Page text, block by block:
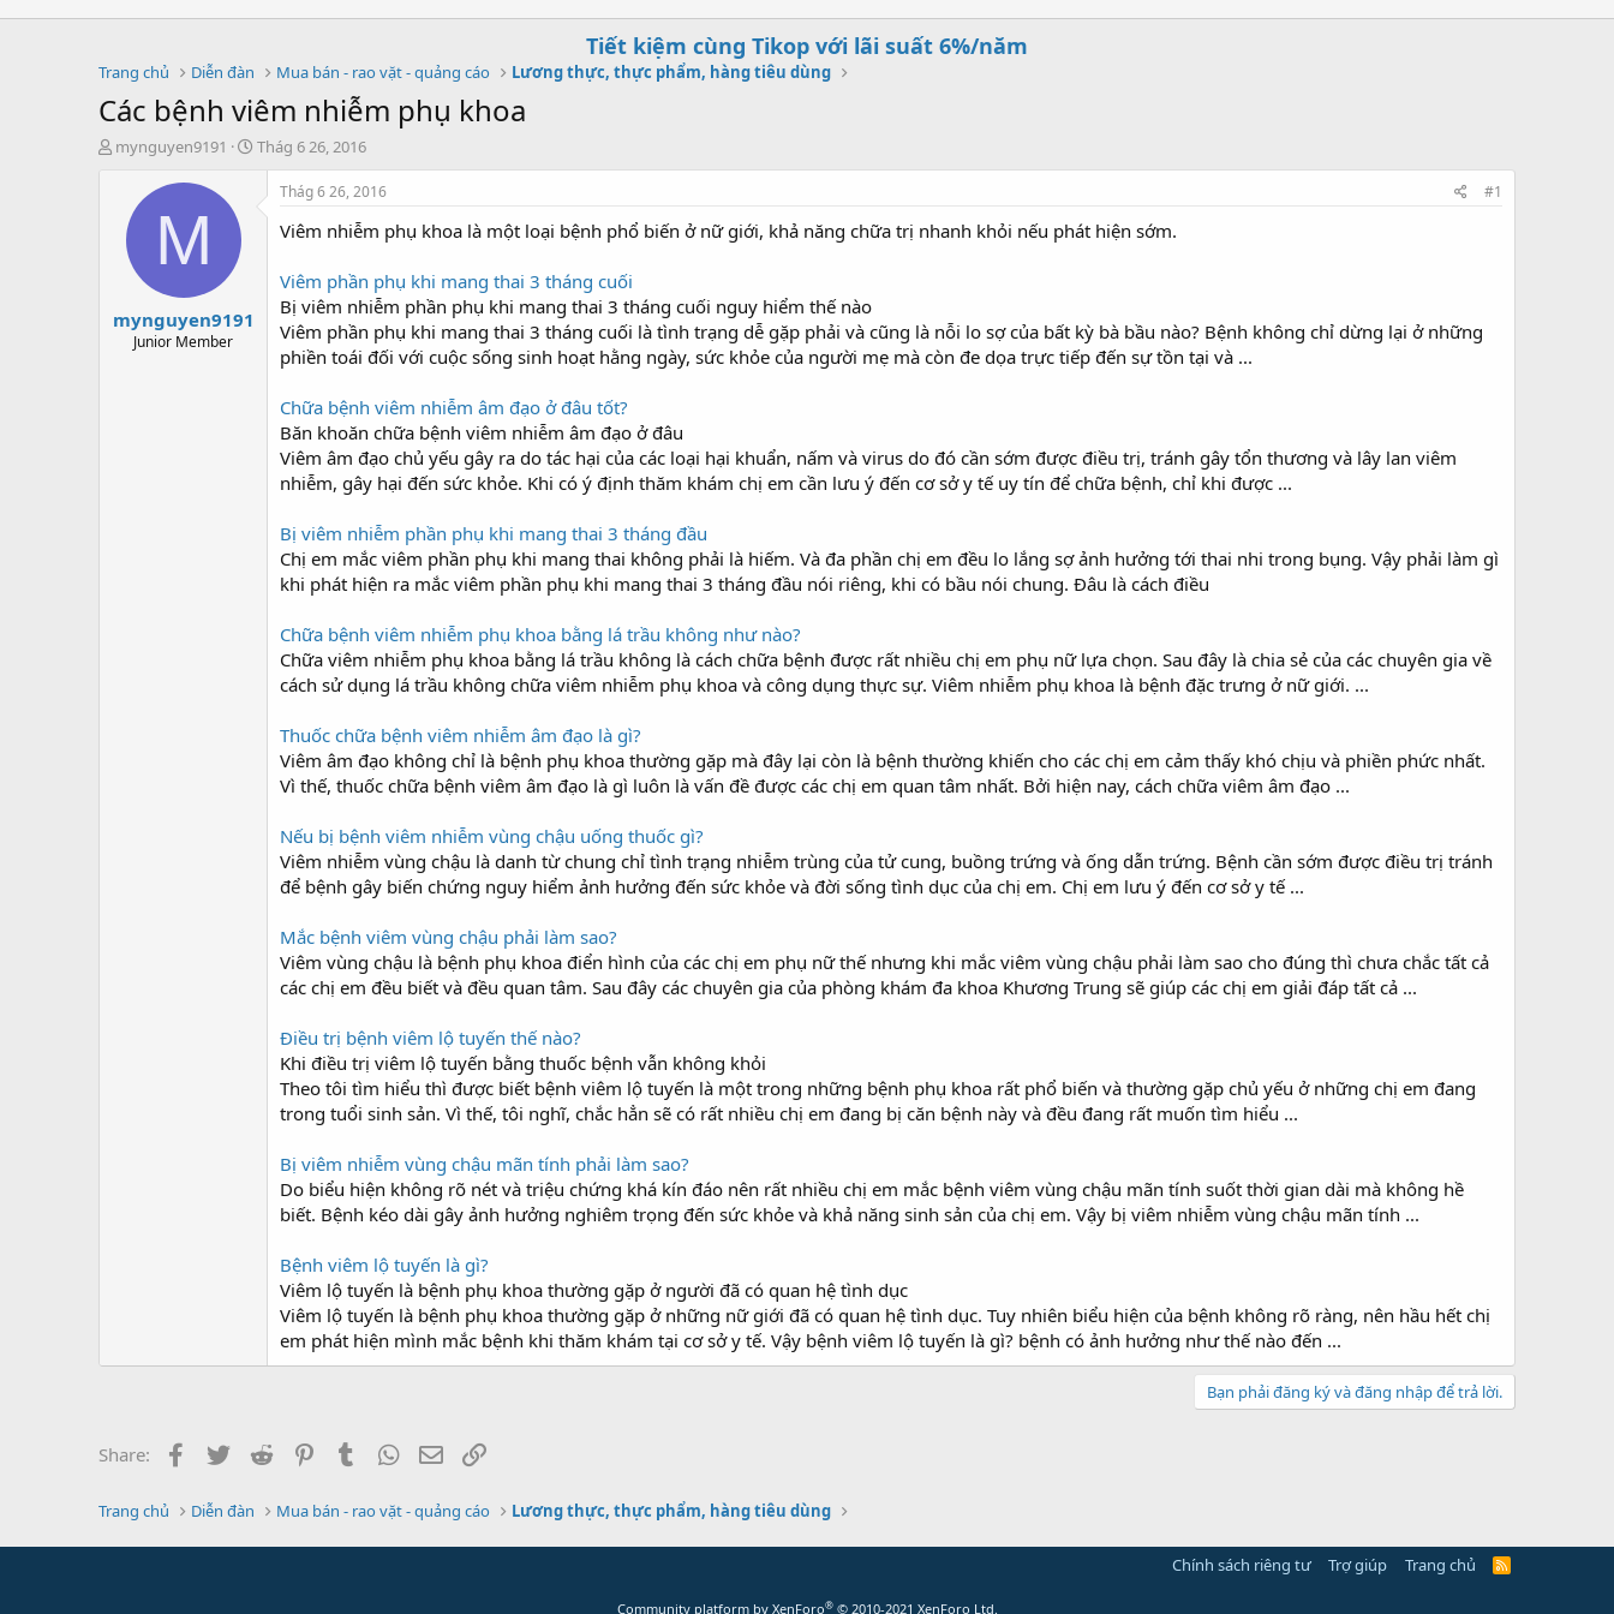
Tiết kiệm cùng Tikop với lãi suất 6%/năm
Trang chủ Diễn đàn Mua bán - rao vặt - quảng cáo Lương thực, thực phẩm, hàng tiêu dùng
Các bệnh viêm nhiễm phụ khoa
T
a
mynguyen9191
S
Thág 6 26, 2016
M
mynguyen9191
Junior Member
Thág 6 26, 2016 #1
Viêm nhiễm phụ khoa là một loại bệnh phổ biến ở nữ giới, khả năng chữa trị nhanh khỏi nếu phát hiện sớm.
Viêm phần phụ khi mang thai 3 tháng cuối
Bị viêm nhiễm phần phụ khi mang thai 3 tháng cuối nguy hiểm thế nào
Viêm phần phụ khi mang thai 3 tháng cuối là tình trạng dễ gặp phải và cũng là nỗi lo sợ của bất kỳ bà bầu nào? Bệnh không chỉ dừng lại ở những
phiền toái đối với cuộc sống sinh hoạt hằng ngày, sức khỏe của người mẹ mà còn đe dọa trực tiếp đến sự tồn tại và ...
Chữa bệnh viêm nhiễm âm đạo ở đâu tốt?
Băn khoăn chữa bệnh viêm nhiễm âm đạo ở đâu
Viêm âm đạo chủ yếu gây ra do tác hại của các loại hại khuẩn, nấm và virus do đó cần sớm được điều trị, tránh gây tổn thương và lây lan viêm
nhiễm, gây hại đến sức khỏe. Khi có ý định thăm khám chị em cần lưu ý đến cơ sở y tế uy tín để chữa bệnh, chỉ khi được ...
Bị viêm nhiễm phần phụ khi mang thai 3 tháng đầu
Chị em mắc viêm phần phụ khi mang thai không phải là hiếm. Và đa phần chị em đều lo lắng sợ ảnh hưởng tới thai nhi trong bụng. Vậy phải làm gì
khi phát hiện ra mắc viêm phần phụ khi mang thai 3 tháng đầu nói riêng, khi có bầu nói chung. Đâu là cách điều
Chữa bệnh viêm nhiễm phụ khoa bằng lá trầu không như nào?
Chữa viêm nhiễm phụ khoa bằng lá trầu không là cách chữa bệnh được rất nhiều chị em phụ nữ lựa chọn. Sau đây là chia sẻ của các chuyên gia về
cách sử dụng lá trầu không chữa viêm nhiễm phụ khoa và công dụng thực sự. Viêm nhiễm phụ khoa là bệnh đặc trưng ở nữ giới. ...
Thuốc chữa bệnh viêm nhiễm âm đạo là gì?
Viêm âm đạo không chỉ là bệnh phụ khoa thường gặp mà đây lại còn là bệnh thường khiến cho các chị em cảm thấy khó chịu và phiền phức nhất.
Vì thế, thuốc chữa bệnh viêm âm đạo là gì luôn là vấn đề được các chị em quan tâm nhất. Bởi hiện nay, cách chữa viêm âm đạo ...
Nếu bị bệnh viêm nhiễm vùng chậu uống thuốc gì?
Viêm nhiễm vùng chậu là danh từ chung chỉ tình trạng nhiễm trùng của tử cung, buồng trứng và ống dẫn trứng. Bệnh cần sớm được điều trị tránh
để bệnh gây biến chứng nguy hiểm ảnh hưởng đến sức khỏe và đời sống tình dục của chị em. Chị em lưu ý đến cơ sở y tế ...
Mắc bệnh viêm vùng chậu phải làm sao?
Viêm vùng chậu là bệnh phụ khoa điển hình của các chị em phụ nữ thế nhưng khi mắc viêm vùng chậu phải làm sao cho đúng thì chưa chắc tất cả
các chị em đều biết và đều quan tâm. Sau đây các chuyên gia của phòng khám đa khoa Khương Trung sẽ giúp các chị em giải đáp tất cả ...
Điều trị bệnh viêm lộ tuyến thế nào?
Khi điều trị viêm lộ tuyến bằng thuốc bệnh vẫn không khỏi
Theo tôi tìm hiểu thì được biết bệnh viêm lộ tuyến là một trong những bệnh phụ khoa rất phổ biến và thường gặp chủ yếu ở những chị em đang
trong tuổi sinh sản. Vì thế, tôi nghĩ, chắc hẳn sẽ có rất nhiều chị em đang bị căn bệnh này và đều đang rất muốn tìm hiểu ...
Bị viêm nhiễm vùng chậu mãn tính phải làm sao?
Do biểu hiện không rõ nét và triệu chứng khá kín đáo nên rất nhiều chị em mắc bệnh viêm vùng chậu mãn tính suốt thời gian dài mà không hề
biết. Bệnh kéo dài gây ảnh hưởng nghiêm trọng đến sức khỏe và khả năng sinh sản của chị em. Vậy bị viêm nhiễm vùng chậu mãn tính ...
Bệnh viêm lộ tuyến là gì?
Viêm lộ tuyến là bệnh phụ khoa thường gặp ở người đã có quan hệ tình dục
Viêm lộ tuyến là bệnh phụ khoa thường gặp ở những nữ giới đã có quan hệ tình dục. Tuy nhiên biểu hiện của bệnh không rõ ràng, nên hầu hết chị
em phát hiện mình mắc bệnh khi thăm khám tại cơ sở y tế. Vậy bệnh viêm lộ tuyến là gì? bệnh có ảnh hưởng như thế nào đến ...
Bạn phải đăng ký và đăng nhập để trả lời.
Share: Facebook
Twitter Reddit PinterestTumblrWhatsApp
Email
Trang chủ Diễn đàn Mua bán - rao vặt - quảng cáo Lương thực, thực phẩm, hàng tiêu dùng
Chính sách riêng tư Trợ giúp Trang chủ
R
Community platform by XenForo® © 2010-2021 XenForo Ltd.